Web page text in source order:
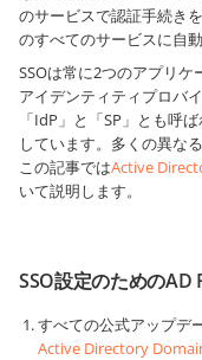
のサービスで認証手続き
のすべてのサービスに自
SSOは常に2つのアプリケ
アイデンティティプロバ
「IdP」と「SP」とも呼ば
しています。多くの異な
この記事ではActive
いて説明します。
SSO設定のためのAD
すべての公式アップデ
Active Directory